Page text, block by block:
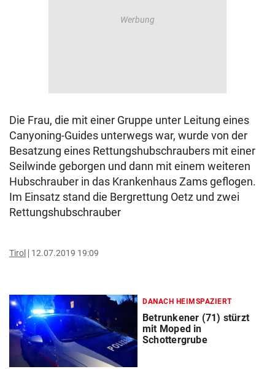
Die Frau, die mit einer Gruppe unter Leitung eines
Canyoning-Guides unterwegs war, wurde von der
Besatzung eines Rettungshubschraubers mit einer
Seilwinde geborgen und dann mit einem weiteren
Hubschrauber in das Krankenhaus Zams geflogen.
Im Einsatz stand die Bergrettung Oetz und zwei
Rettungshubschrauber
Tirol 12.07.2019 19:09
DANACH HEIMSPAZIERT
Betrunkener (71) stürzt
mit Moped in
Schottergrube